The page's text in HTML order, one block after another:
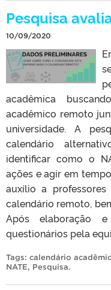
Pesquisa
10/09/2020
acadêmica
acadêmico remoto
universidade. A
calendário
identificar como o
ações e agir em
auxílio a
calendário remoto,
Após elaboração
questionários pela
Tags: calendário
NATE, Pesquisa.